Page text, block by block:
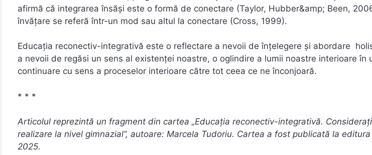
afirmă că integrarea însăşi este o formă de conectare (Taylor, Hubber&amp; Been,
învăţare se referă într-un mod sau altul la conectare (Cross, 1999).
Educaţia reconectiv-integrativă este o reflectare a nevoii de înţelegere şi abordare
a nevoii de regăsi un sens al existenţei noastre, o oglindire a lumii noastre interioare în
continuare cu sens a proceselor interioare către tot ceea ce ne înconjoară.
* * *
Articolul reprezintă un fragment din cartea „Educația reconectiv-integrativă.
realizare la nivel gimnazial”, autoare: Marcela Tudoriu. Cartea a fost publicată la
2025.